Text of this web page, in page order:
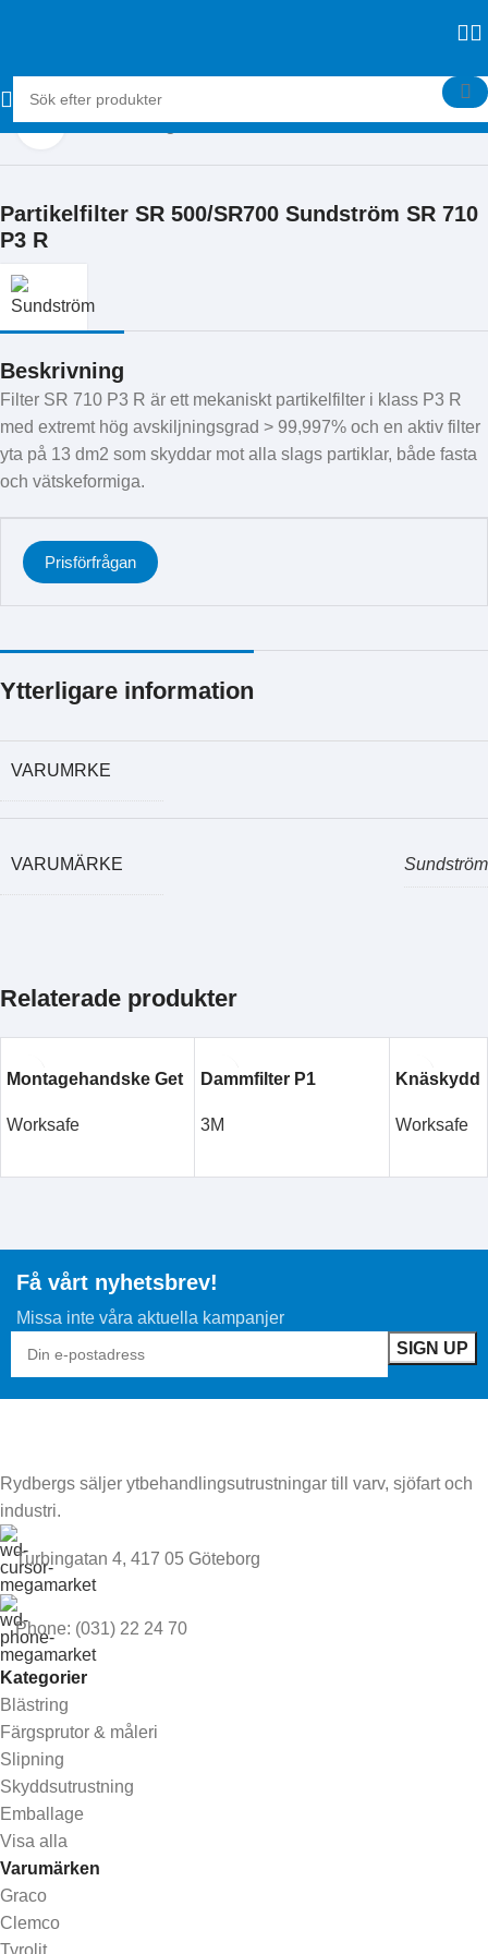
Hem Skyddsutrustning
Klicka för att förstora
Partikelfilter SR 500/SR700 Sundström SR 710
P3 R
Beskrivning
Filter SR 710 P3 R är ett mekaniskt partikelfilter i klass P3 R
med extremt hög avskiljningsgrad > 99,997% och en aktiv filter
yta på 13 dm2 som skyddar mot alla slags partiklar, både fasta
och vätskeformiga.
Prisförfrågan
Ytterligare information
VARUMRKE
VARUMÄRKE Sundström
Relaterade produkter
Montagehandske Get
Worksafe
Dammfilter P1
3M
Knäskydd
Worksafe
Få vårt nyhetsbrev!
Missa inte våra aktuella kampanjer
Rydbergs säljer ytbehandlingsutrustningar till varv, sjöfart och
industri.
Turbingatan 4, 417 05 Göteborg
Phone: (031) 22 24 70
Kategorier
Blästring
Färgsprutor & måleri
Slipning
Skyddsutrustning
Emballage
Visa alla
Varumärken
Graco
Clemco
Tyrolit